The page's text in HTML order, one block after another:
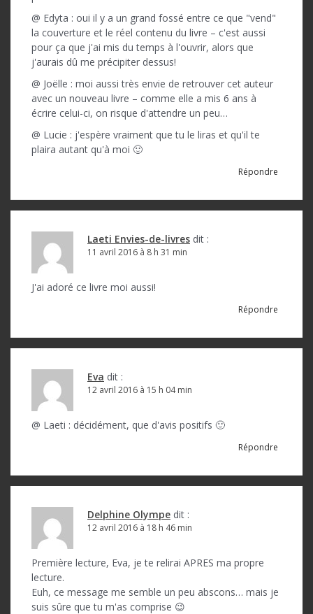
@ Edyta : oui il y a un grand fossé entre ce que "vend"
la couverture et le réel contenu du livre – c'est aussi
pour ça que j'ai mis du temps à l'ouvrir, alors que
j'aurais dû me précipiter dessus!
@ Joëlle : moi aussi très envie de retrouver cet auteur
avec un nouveau livre – comme elle a mis 6 ans à
écrire celui-ci, on risque d'attendre un peu…
@ Lucie : j'espère vraiment que tu le liras et qu'il te
plaira autant qu'à moi 🙂
Répondre
Laeti Envies-de-livres dit :
11 avril 2016 à 8 h 31 min
J'ai adoré ce livre moi aussi!
Répondre
Eva dit :
12 avril 2016 à 15 h 04 min
@ Laeti : décidément, que d'avis positifs 🙂
Répondre
Delphine Olympe dit :
12 avril 2016 à 18 h 46 min
Première lecture, Eva, je te relirai APRES ma propre
lecture.
Euh, ce message me semble un peu abscons… mais je
suis sûre que tu m'as comprise 😉